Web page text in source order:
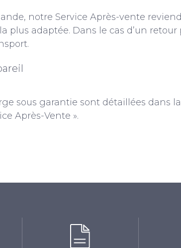
notre Service Après-vente
plus adaptée. Dans le cas d’un
sous garantie sont détaillées dans
Après-Vente ».